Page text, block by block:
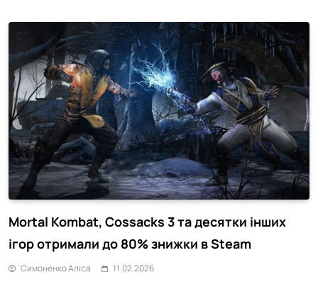
Mortal Kombat, Cossacks 3 та десятки інших
ігор отримали до 80% знижки в Steam
Симоненко Аліса 11.02.2026